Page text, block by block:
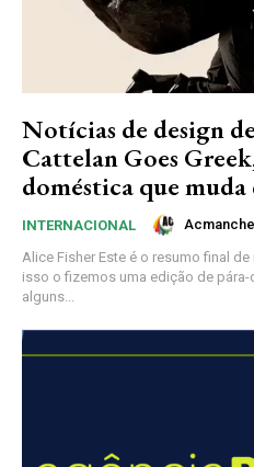
Notícias de design
Cattelan Goes
doméstica que
INTERNACIONAL
Alice Fisher Este é o resumo final
isso o fizemos uma edição de
alguns...